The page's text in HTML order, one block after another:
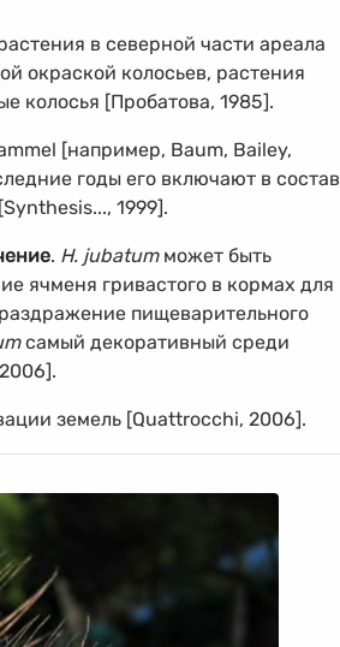
в северной части ареала
окраской колосьев, растения
колосья [Пробатова, 1985].
[например, Baum, Bailey,
годы его включают в состав
1999].
. H. jubatumможет быть
ячменя гривастого в кормах для
пищеварительного
самый декоративный среди
земель [Quattrocchi, 2006].